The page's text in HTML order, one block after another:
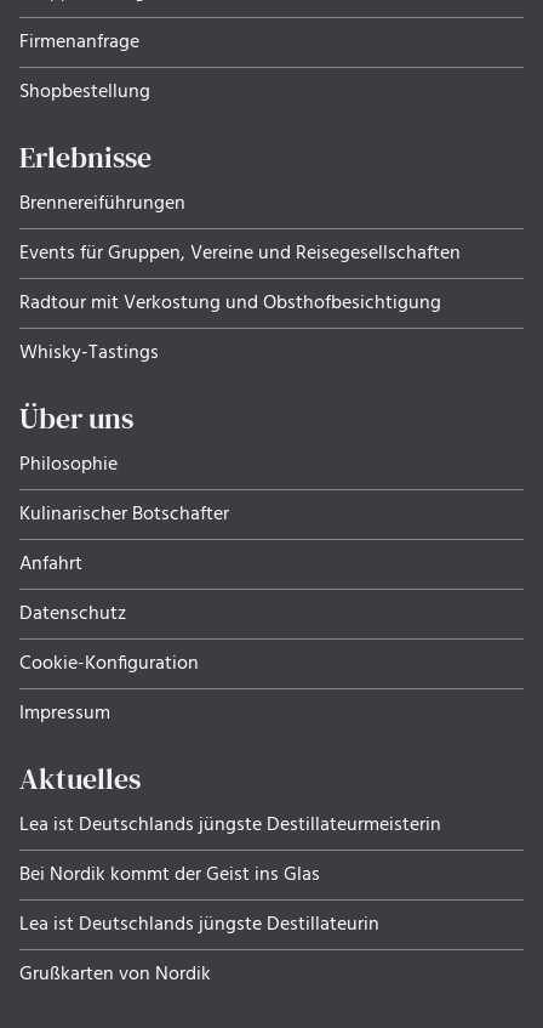
Firmenanfrage
Shopbestellung
Erlebnisse
Brennereiführungen
Events für Gruppen, Ver­eine und Rei­se­ge­sell­schaf­ten
Radtour mit Verkostung und Obsthof­be­sich­ti­gung
Whisky-Tastings
Über uns
Philosophie
Kulinarischer Botschafter
Anfahrt
Datenschutz
Cookie-Konfiguration
Impressum
Aktuelles
Lea ist Deutschlands jüngste Destillateurmeisterin
Bei Nordik kommt der Geist ins Glas
Lea ist Deutschlands jüngste Destillateurin
Grußkarten von Nordik